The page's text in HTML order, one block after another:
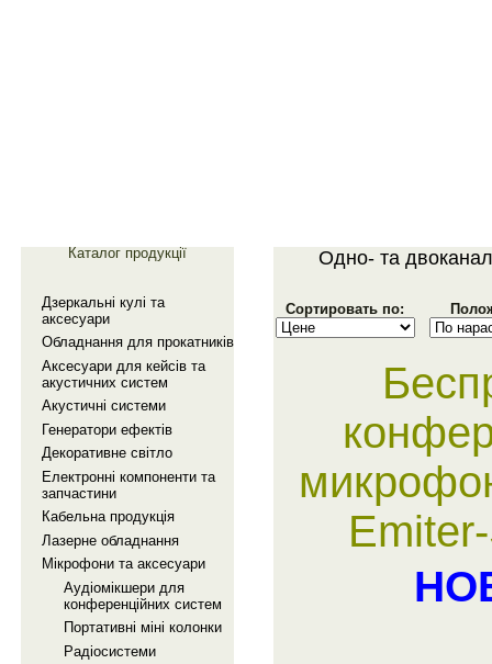
Каталог продукції
Дзеркальнi кулi та
аксесуари
Обладнання для прокатникiв
Аксесуари для кейсiв та
акустичних систем
Акустичнi системи
Генератори ефектiв
Декоративне свiтло
Електроннi компоненти та
запчастини
Кабельна продукцiя
Лазерне обладнання
Мiкрофони та аксесуари
Аудiомiкшери для
конференцiйних систем
Портативнi мiнi колонки
Радiосистеми
Одно- та
Сортировать по: